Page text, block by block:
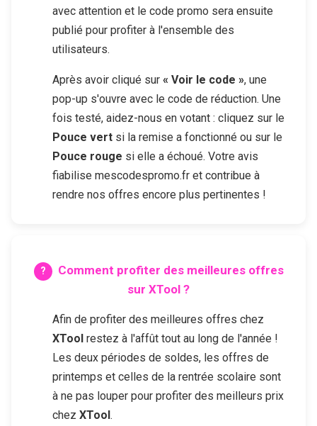
avec attention et le code promo sera ensuite
publié pour profiter à l'ensemble des
utilisateurs.
Après avoir cliqué sur « Voir le code », une
pop-up s'ouvre avec le code de réduction. Une
fois testé, aidez-nous en votant : cliquez sur le
Pouce vert si la remise a fonctionné ou sur le
Pouce rouge si elle a échoué. Votre avis
fiabilise mescodespromo.fr et contribue à
rendre nos offres encore plus pertinentes !
Comment profiter des meilleures offres
sur XTool ?
Afin de profiter des meilleures offres chez
XTool restez à l'affût tout au long de l'année !
Les deux périodes de soldes, les offres de
printemps et celles de la rentrée scolaire sont
à ne pas louper pour profiter des meilleurs prix
chez XTool.